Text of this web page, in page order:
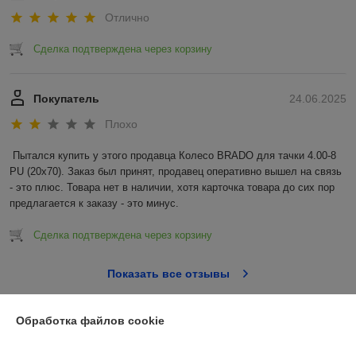
Отлично
Сделка подтверждена через корзину
24.06.2025
Покупатель
Плохо
Пытался купить у этого продавца Колесо BRADO для тачки 4.00-8
PU (20x70). Заказ был принят, продавец оперативно вышел на связь
- это плюс. Товара нет в наличии, хотя карточка товара до сих пор
предлагается к заказу - это минус.
Сделка подтверждена через корзину
Показать все отзывы
О нас
Обработка файлов cookie